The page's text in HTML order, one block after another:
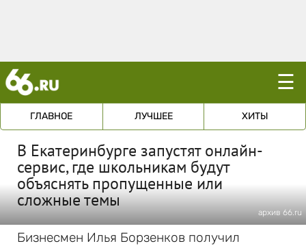
☰
ГЛАВНОЕ ЛУЧШЕЕ ХИТЫ
В Екатеринбурге запустят онлайн-
сервис, где школьникам будут
объяснять пропущенные или
сложные темы
архив 66.ru
Бизнесмен Илья Борзенков получил